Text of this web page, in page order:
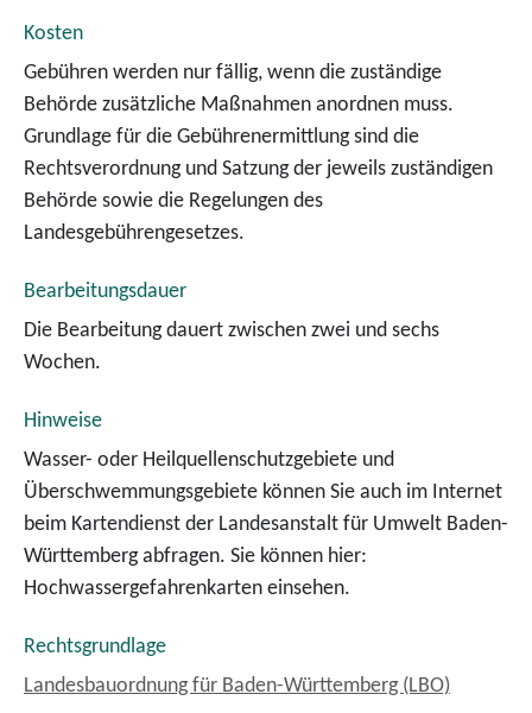
Kosten
Gebühren werden nur fällig, wenn die zuständige
Behörde zusätzliche Maßnahmen anordnen muss.
Grundlage für die Gebührenermittlung sind die
Rechtsverordnung und Satzung der jeweils zuständigen
Behörde sowie die Regelungen des
Landesgebührengesetzes.
Bearbeitungsdauer
Die Bearbeitung dauert zwischen zwei und sechs
Wochen.
Hinweise
Wasser- oder Heilquellenschutzgebiete und
Überschwemmungsgebiete können Sie auch im Internet
beim Kartendienst der Landesanstalt für Umwelt Baden-
Württemberg abfragen. Sie können hier:
Hochwassergefahrenkarten einsehen.
Rechtsgrundlage
Landesbauordnung für Baden-Württemberg (LBO)